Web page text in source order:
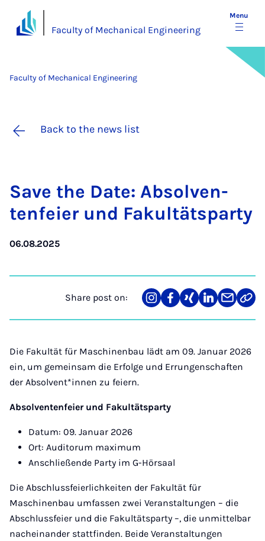
Faculty of Mechanical Engineering
Menu
Faculty of Mechanical Engineering
Back to the news list
Save the Date: Ab­solven­
ten­fei­er und Fak­ultät­s­party
06.08.2025
Share post on:
Share
on
Teilen
auf
Teilen
auf
Teilen
auf
Teilen
über
Mail
Link
Die Fakultät für Maschinenbau lädt am 09. Januar 2026
ein, um gemeinsam die Erfolge und Errungenschaften
der Absolvent*innen zu feiern.
Absolventenfeier und Fakultätsparty
Datum: 09. Januar 2026
Ort: Auditorum maximum
Anschließende Party im G-Hörsaal
Die Abschlussfeierlichkeiten der Fakultät für
Maschinenbau umfassen zwei Veranstaltungen – die
Abschlussfeier und die Fakultätsparty –, die unmittelbar
nacheinander stattfinden. Beide Veranstaltungen